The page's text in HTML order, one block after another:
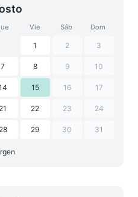
Vie Sáb Dom
1 2 3
7 8 9 10
15 16 17
21 22 23 24
28 29 30 31